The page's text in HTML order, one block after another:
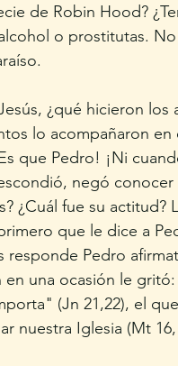
de Robin Hood?
o prostitutas.
¿qué hicieron los
lo acompañaron en
que Pedro! ¡Ni
negó conocer
¿Cuál fue su actitud?
que le dice a
responde Pedro
una ocasión le
(Jn 21,22), el
nuestra Iglesia (Mt 16,